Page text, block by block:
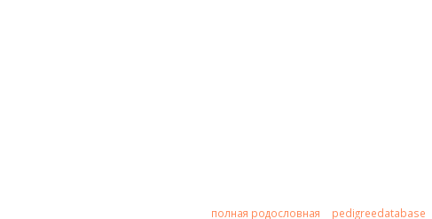
полная родословная pedigreedatabase